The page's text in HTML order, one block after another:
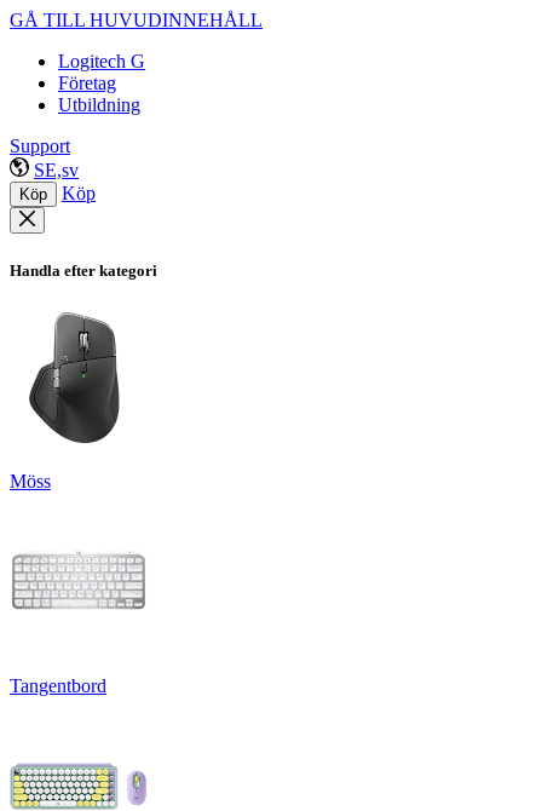
GÅ TILL HUVUDINNEHÅLL
Logitech G
Företag
Utbildning
Support
SE,sv
Köp Köp
Handla efter kategori
Möss
Tangentbord